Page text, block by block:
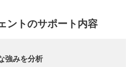
ントのサポート内容
強みを分析